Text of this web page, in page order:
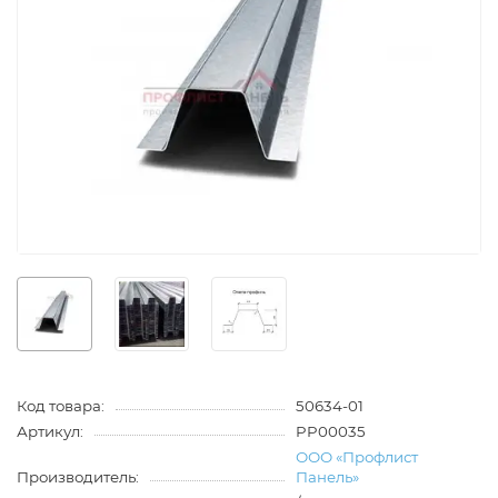
Код товара:
50634-01
Артикул:
PP00035
Производитель:
ООО «Профлист
Панель»